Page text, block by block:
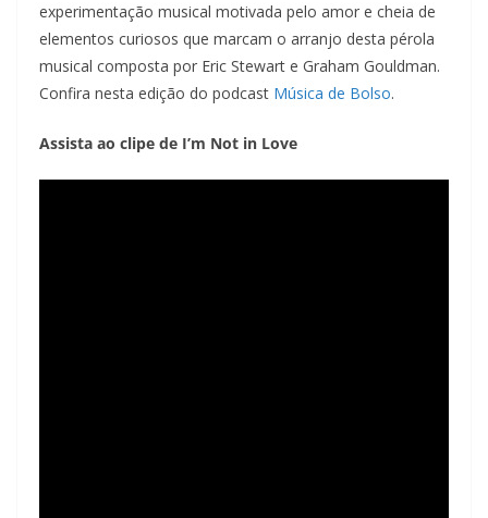
INCORPO
RAR
experimentação musical motivada pelo amor e cheia de
elementos curiosos que marcam o arranjo desta pérola
musical composta por Eric Stewart e Graham Gouldman.
Confira nesta edição do podcast Música de Bolso.
Assista ao clipe de I’m Not in Love